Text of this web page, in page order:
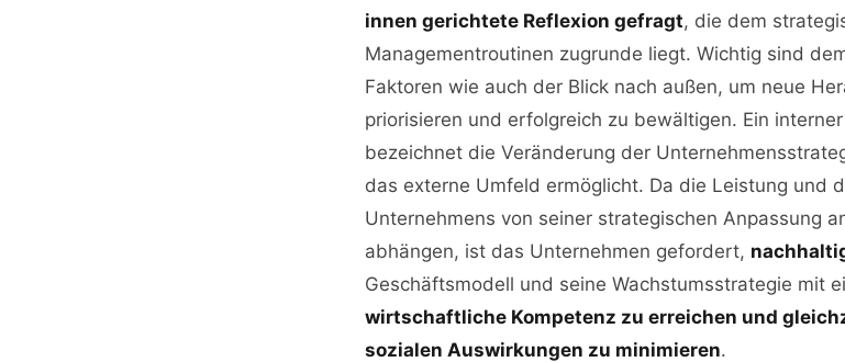
innen gerichtete Reflexion gefragt, die dem
Managementroutinen zugrunde liegt. Wichtig sind
Faktoren wie auch der Blick nach außen, um neue
priorisieren und erfolgreich zu bewältigen. Ein
bezeichnet die Veränderung der
das externe Umfeld ermöglicht. Da die Leistung und
Unternehmens von seiner strategischen Anpassung
abhängen, ist das Unternehmen gefordert,
Geschäftsmodell und seine Wachstumsstrategie mit
wirtschaftliche Kompetenz zu erreichen und
sozialen Auswirkungen zu minimieren.